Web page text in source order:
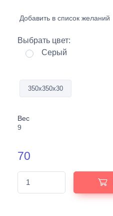
Добавить в список желаний
Выбрать цвет:
Серый
350х350х30
Вес
9
70